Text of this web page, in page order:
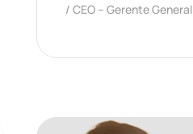
CEO – Gerente General